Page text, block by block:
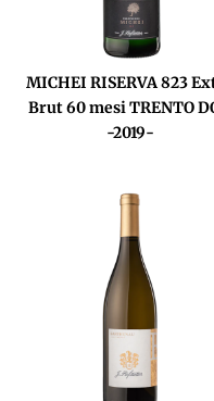
MICHEI RISERVA 823
Brut 60 mesi TRENTO
-2019-